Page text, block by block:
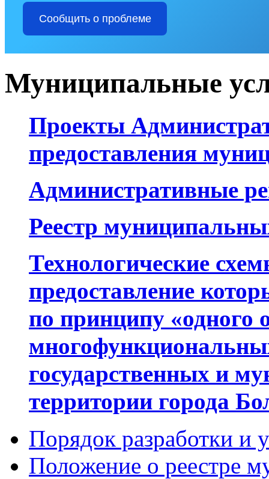
Сообщить о проблеме
Муниципальные
Проекты
предоставления
Административные
Реестр
Технологические
предоставление
по принципу «одного
государственных и
территории города
Порядок разработки и
Положение о реестре